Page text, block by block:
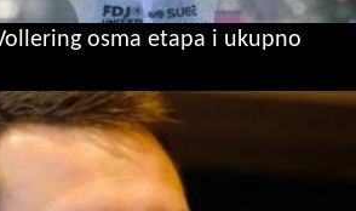
osma etapa i ukupno